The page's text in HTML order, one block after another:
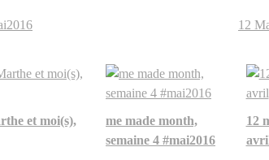
12
et moi(s),
me made month,
semaine 4 #mai2016
12